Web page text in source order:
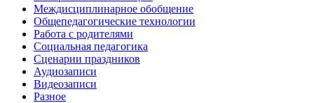
Междисциплинарное обобщение
Общепедагогические технологии
Работа с родителями
Социальная педагогика
Сценарии праздников
Аудиозаписи
Видеозаписи
Разное